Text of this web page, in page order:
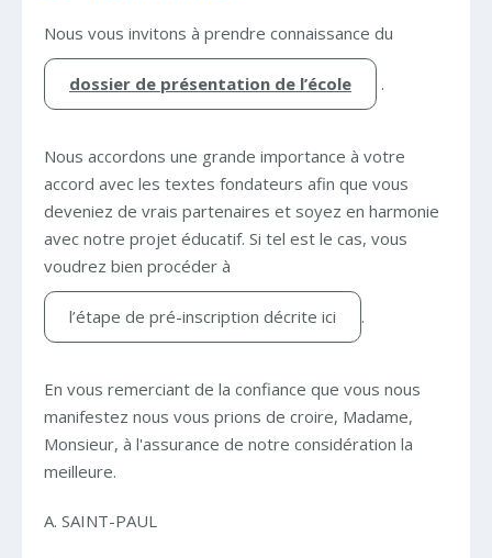
Nous vous invitons à prendre connaissance du
dossier de présentation de l’école .
Nous accordons une grande importance à votre
accord avec les textes fondateurs afin que vous
deveniez de vrais partenaires et soyez en harmonie
avec notre projet éducatif. Si tel est le cas, vous
voudrez bien procéder à
l’étape de pré-inscription décrite ici .
En vous remerciant de la confiance que vous nous
manifestez nous vous prions de croire, Madame,
Monsieur, à l'assurance de notre considération la
meilleure.
A. SAINT-PAUL